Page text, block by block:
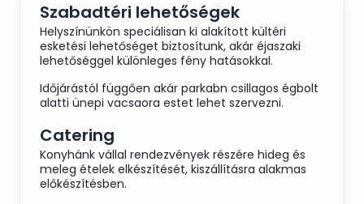
Szabadtéri lehetőségek
Helyszínünkön speciálisan ki alakított kültéri
esketési lehetőséget biztosítunk, akár éjaszaki
lehetőséggel különleges fény hatásokkal.
Időjárástól függően akár parkabn csillagos égbolt
alatti ünepi vacsaora estet lehet szervezni.
Catering
Konyhánk vállal rendezvények részére hideg és
meleg ételek elkészítését, kiszállításra alakmas
előkészítésben.